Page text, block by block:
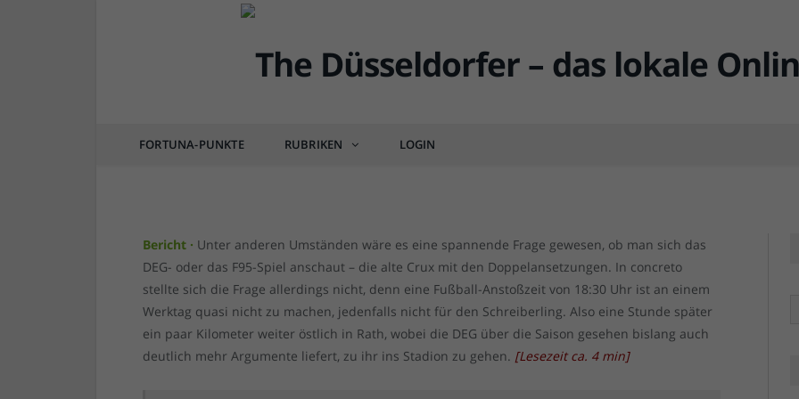
FORTUNA-PUNKTE RUBRIKEN LOGIN
DEG vs ERC Ingolstadt 3:2 (0:1/3:0/0:1) – Sieg
Bericht · Unter anderen Umständen wäre es eine spannende Frage gewesen, ob man sich das
DEG- oder das F95-Spiel anschaut – die alte Crux mit den Doppelansetzungen. In concreto
stellte sich die Frage allerdings nicht, denn eine Fußball-Anstoßzeit von 18:30 Uhr ist an einem
Werktag quasi nicht zu machen, jedenfalls nicht für den Schreiberling. Also eine Stunde später
ein paar Kilometer weiter östlich in Rath, wobei die DEG über die Saison gesehen bislang auch
deutlich mehr Argumente liefert, zu ihr ins Stadion zu gehen. [Lesezeit ca. 4 min]